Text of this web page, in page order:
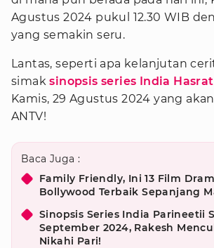
Agustus 2024 pukul 12.30 WIB
yang semakin seru.
Lantas, seperti apa kelanjutan
simaksinopsis series India
Kamis, 29 Agustus 2024 yang
ANTV!
Baca Juga :
Family Friendly, Ini 13 Film
Bollywood Terbaik Sepanjang
Sinopsis Series India Parineetii
September 2024, Rakesh
Nikahi Pari!